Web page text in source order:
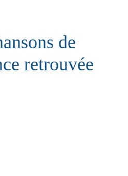
de
retrouvée